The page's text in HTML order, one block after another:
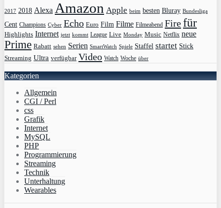
2017 2018 Alexa Amazon Apple beim besten Bluray Bundesliga
Cent Champions Cyber Echo Euro Film Filme Filmeabend Firefür
Highlights Internet jetzt kommt League Live Monday Music Netflix neue
Prime Rabatt sehen Serien SmartWatch Spiele Staffel startet Stick
Streaming Ultra verfügbar Video Watch Woche über
Kategorien
Allgemein
CGI / Perl
css
Grafik
Internet
MySQL
PHP
Programmierung
Streaming
Technik
Unterhaltung
Wearables